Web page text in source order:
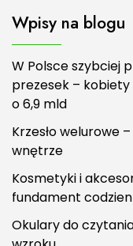
Wpisy na blogu
W Polsce szybciej
prezesek – kobiety
o 6,9 mld
Krzesło welurowe
wnętrze
Kosmetyki i
fundament
Okulary do